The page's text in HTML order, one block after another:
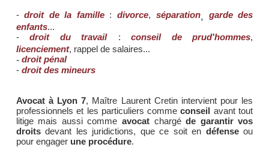
-droit de la famille: divorce, séparation,
garde des
enfants...
-droit du travail :conseil de prud'hommes,
licenciement, rappel de salaires...
- droit pénal
- droit des mineurs
Avocat à Lyon 7, Maître Laurent Cretin intervient pour les
professionnels et les particuliers commeconseil
avant tout
litige mais aussi comme avocat chargéde garantir vos
droitsdevant les juridictions, que ce soit en défenseou
pour engager une procédure.